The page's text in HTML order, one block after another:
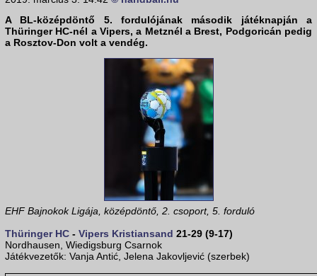
A BL-középdöntő 5. fordulójának második játéknapján a
Thüringer HC-nél a Vipers, a Metznél a Brest, Podgoricán pedig
a Rosztov-Don volt a vendég.
EHF Bajnokok Ligája, középdöntő, 2. csoport, 5. forduló
Thüringer HC - Vipers Kristiansand 21-29 (9-17)
Nordhausen, Wiedigsburg Csarnok
Játékvezetők: Vanja Antić, Jelena Jakovljević (szerbek)